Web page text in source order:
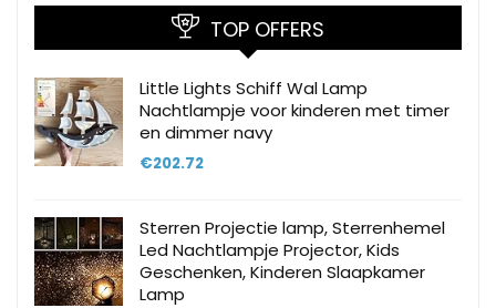
TOP OFFERS
Little Lights Schiff Wal Lamp
Nachtlampje voor kinderen met timer
en dimmer navy
€202.72
Sterren Projectie lamp, Sterrenhemel
Led Nachtlampje Projector, Kids
Geschenken, Kinderen Slaapkamer
Lamp